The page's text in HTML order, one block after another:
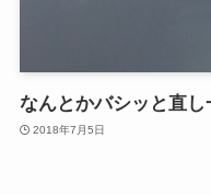
なんとかバシッと直
2018年7月5日